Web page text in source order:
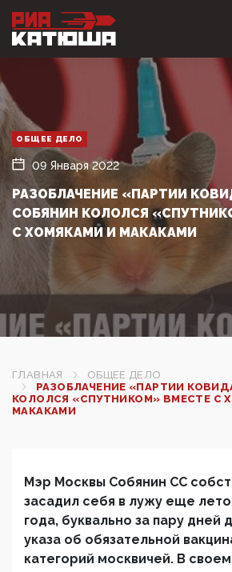
ОБЩЕЕ ДЕЛО
09 Января 2022
РАЗОБЛАЧЕНИЕ «ПАРТИИ
СОБЯНИН КОЛОЛСЯ
С ХОМЯКАМИ И МАКАКАМИ
ГЛАВНАЯ
ОБЩЕЕ ДЕЛО
РАЗОБЛАЧЕНИЕ «ПАРТИИ
КОЛОЛСЯ «СПУТНИКОМ» ВМЕСТЕ С
МАКАКАМИ
Мэр Москвы Собянин СС
засадил себя в лужу еще
года, буквально за пару дней
указа об обязательной
категорий москвичей. В